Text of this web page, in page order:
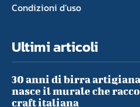
Condizioni d’uso
Ultimi articoli
30 anni di birra
nasce il murale che
craft italiana